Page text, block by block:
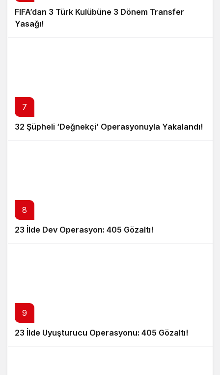
FIFA’dan 3 Türk Kulübüne 3 Dönem Transfer
Yasağı!
7
32 Şüpheli ‘Değnekçi’ Operasyonuyla Yakalandı!
8
23 İlde Dev Operasyon: 405 Gözaltı!
9
23 İlde Uyuşturucu Operasyonu: 405 Gözaltı!